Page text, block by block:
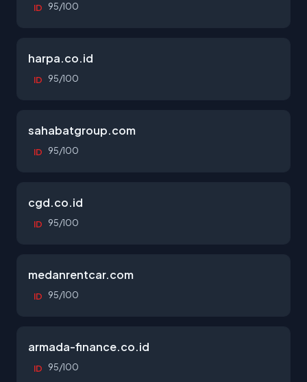
ID 95/100
harpa.co.id
ID 95/100
sahabatgroup.com
ID 95/100
cgd.co.id
ID 95/100
medanrentcar.com
ID 95/100
armada-finance.co.id
ID 95/100